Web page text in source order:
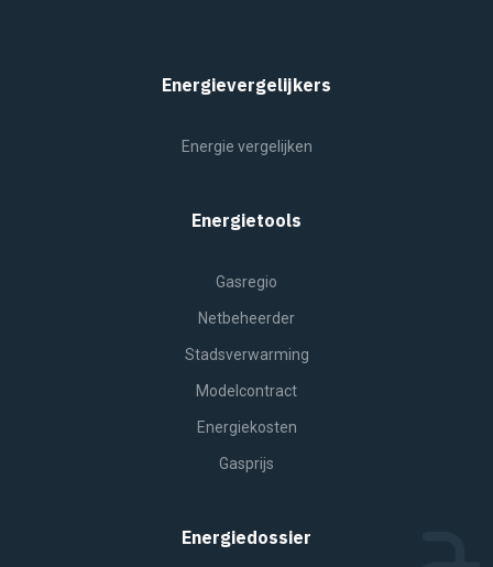
Energievergelijkers
Energie vergelijken
Energietools
Gasregio
Netbeheerder
Stadsverwarming
Modelcontract
Energiekosten
Gasprijs
Energiedossier